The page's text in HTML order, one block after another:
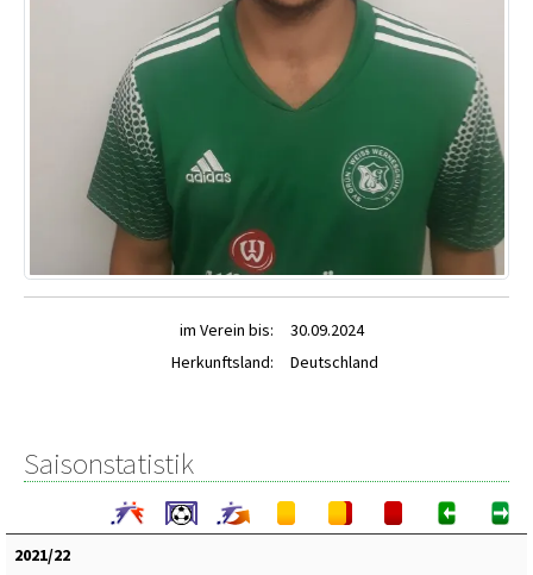
im Verein bis:
30.09.2024
Herkunftsland:
Deutschland
Saisonstatistik
2021/22